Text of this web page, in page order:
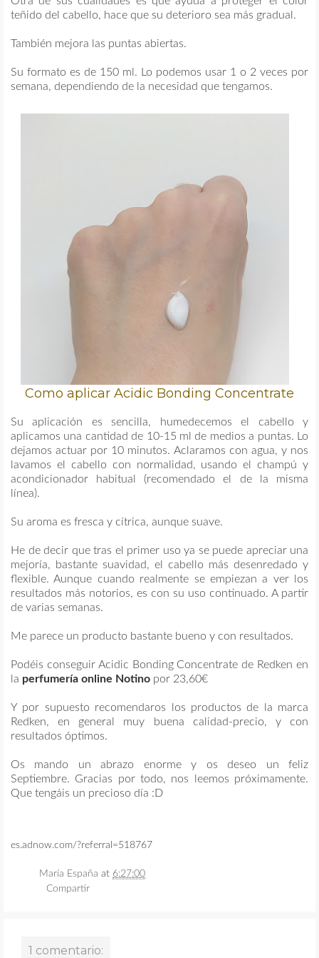
teñido del cabello, hace que su deterioro sea más gradual.
También mejora las puntas abiertas.
Su formato es de 150 ml. Lo podemos usar 1 o 2 veces por
semana, dependiendo de la necesidad que tengamos.
Como aplicar Acidic Bonding Concentrate
Su aplicación es sencilla, humedecemos el cabello y
aplicamos una cantidad de 10-15 ml de medios a puntas. Lo
dejamos actuar por 10 minutos. Aclaramos con agua, y nos
lavamos el cabello con normalidad, usando el champú y
acondicionador habitual (recomendado el de la misma
línea).
Su aroma es fresca y cítrica, aunque suave.
He de decir que tras el primer uso ya se puede apreciar una
mejoría, bastante suavidad, el cabello más desenredado y
flexible. Aunque cuando realmente se empiezan a ver los
resultados más notorios, es con su uso continuado. A partir
de varias semanas.
Me parece un producto bastante bueno y con resultados.
Podéis conseguir Acidic Bonding Concentrate de Redkenen
la perfumería online Notino por 23,60€
Y por supuesto recomendaros los productos de la marca
Redken, en general muy buena calidad-precio, y con
resultados óptimos.
Os mando un abrazo enorme y os deseo un feliz
Septiembre. Gracias por todo, nos leemos próximamente.
Que tengáis un precioso día :D
es.adnow.com/?referral=518767
María España at 6:27:00
Compartir
1 comentario: